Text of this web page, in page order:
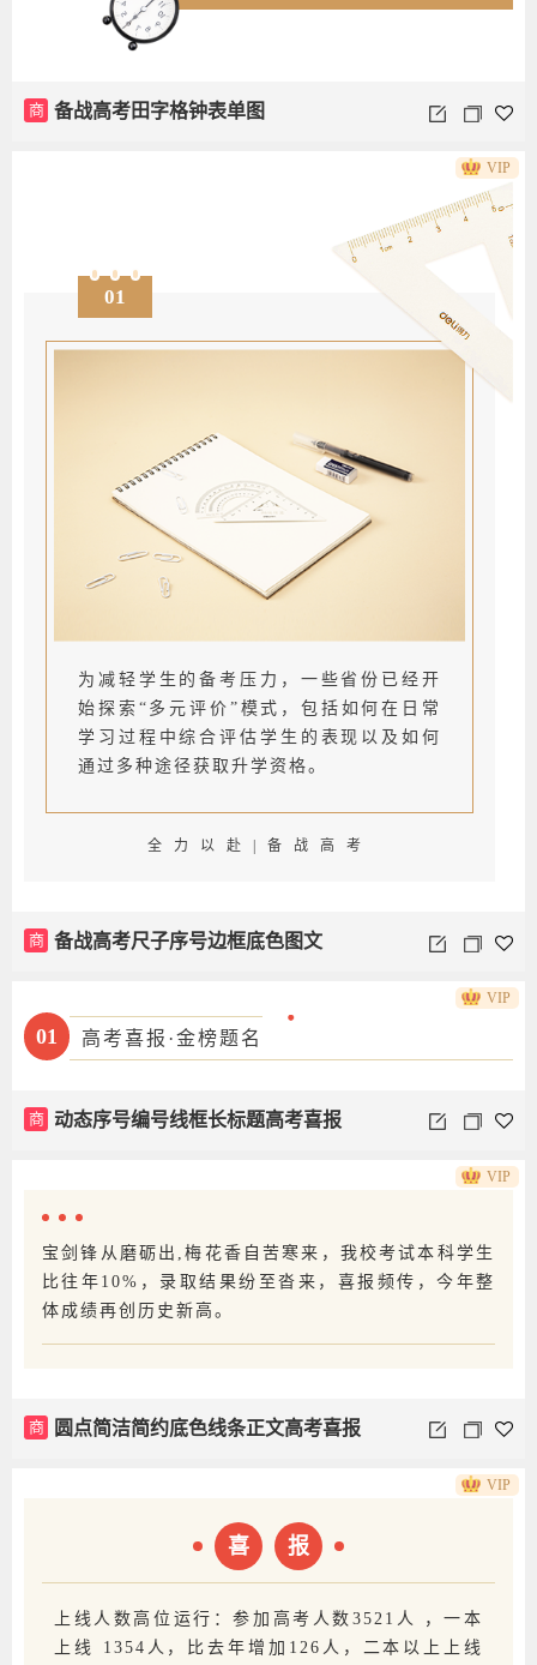
商 备战高考田字格钟表单图
01
为减轻学生的备考压力，一些省份已经开
始探索“多元评价”模式，包括如何在日常
学习过程中综合评估学生的表现以及如何
通过多种途径获取升学资格。
全力以赴|备战高考
商 备战高考尺子序号边框底色图文
VIP
01 高考喜报·金榜题名
商 动态序号编号线框长标题高考喜报
VIP
宝剑锋从磨砺出,梅花香自苦寒来，我校考试本科学生
比往年10%，录取结果纷至沓来，喜报频传，今年整
体成绩再创历史新高。
商 圆点简洁简约底色线条正文高考喜报
VIP
喜 报
上线人数高位运行：参加高考人数3521人 ，一本
上线 1354人，比去年增加126人，二本以上上线
VIP